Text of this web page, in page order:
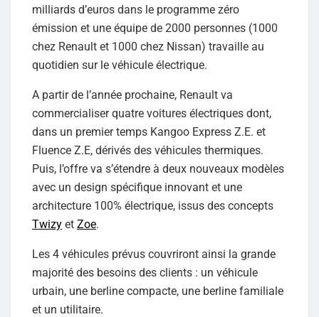
milliards d’euros dans le programme zéro
émission et une équipe de 2000 personnes (1000
chez Renault et 1000 chez Nissan) travaille au
quotidien sur le véhicule électrique.
A partir de l’année prochaine, Renault va
commercialiser quatre voitures électriques dont,
dans un premier temps Kangoo Express Z.E. et
Fluence Z.E, dérivés des véhicules thermiques.
Puis, l’offre va s’étendre à deux nouveaux modèles
avec un design spécifique innovant et une
architecture 100% électrique, issus des concepts
Twizy et Zoe.
Les 4 véhicules prévus couvriront ainsi la grande
majorité des besoins des clients : un véhicule
urbain, une berline compacte, une berline familiale
et un utilitaire.